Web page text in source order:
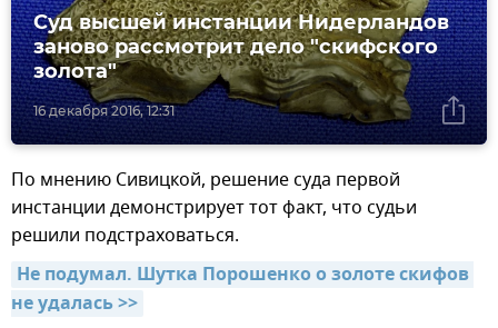
16 декабря 2016, 12:31
Суд высшей инстанции Нидерландов
заново рассмотрит дело "скифского
золота"
По мнению Сивицкой, решение суда первой
инстанции демонстрирует тот факт, что судьи
решили подстраховаться.
Не подумал. Шутка Порошенко о золоте скифов
не удалась >>